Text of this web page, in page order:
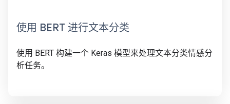
使用 BERT 进行文本分类
使用 BERT 构建一个 Keras 模型来处理文本分类情感分
析任务。